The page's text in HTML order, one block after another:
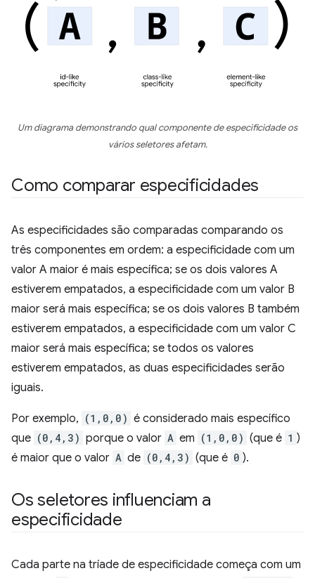
Um diagrama demonstrando qual componente de especificidade os
vários seletores afetam.
Como comparar especificidades
As especificidades são comparadas comparando os
três componentes em ordem: a especificidade com um
valor A maior é mais específica; se os dois valores A
estiverem empatados, a especificidade com um valor B
maior será mais específica; se os dois valores B também
estiverem empatados, a especificidade com um valor C
maior será mais específica; se todos os valores
estiverem empatados, as duas especificidades serão
iguais.
Por exemplo, (1,0,0) é considerado mais específico
que (0,4,3) porque o valor A em (1,0,0) (que é 1 )
é maior que o valor A de (0,4,3) (que é 0 ).
Os seletores influenciam a
especificidade
Cada parte na tríade de especificidade começa com um